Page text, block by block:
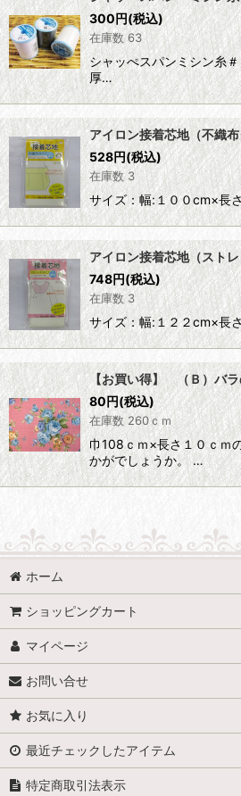
300円(税込)
在庫数 63
シャッぺスパンミシン糸
厚…
アイロン接着芯地（不織
528円(税込)
在庫数 3
サイズ：幅:１００cm×長
アイロン接着芯地（スト
748円(税込)
在庫数 3
サイズ：幅:１２２cm×長
【お買い得】 （Ｂ）バ
80円(税込)
在庫数 260ｃｍ
巾108ｃｍ×長さ１０ｃｍ
かがでしょうか。 …
ホーム
ショッピングカート
マイページ
お問い合せ
お気に入り
最近チェックしたアイテム
特定商取引法表示